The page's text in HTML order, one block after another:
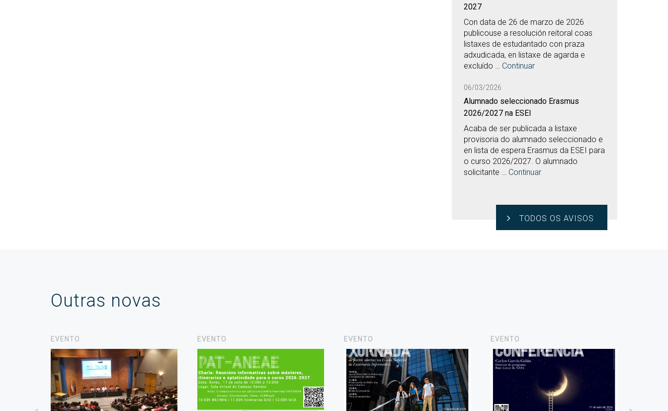
2027
Con data de 26 de marzo de 2026
publicouse a resolución reitoral coas
listaxes de estudantado con praza
adxudicada, en listaxe de agarda e
excluído … Continuar
06/03/2026
Alumnado seleccionado Erasmus
2026/2027 na ESEI
Acaba de ser publicada a listaxe
provisoria do alumnado seleccionado e
en lista de espera Erasmus da ESEI para
o curso 2026/2027. O alumnado
solicitante … Continuar
TODOS OS AVISOS
Outras novas
EVENTO EVENTO EVENTO EVENTO